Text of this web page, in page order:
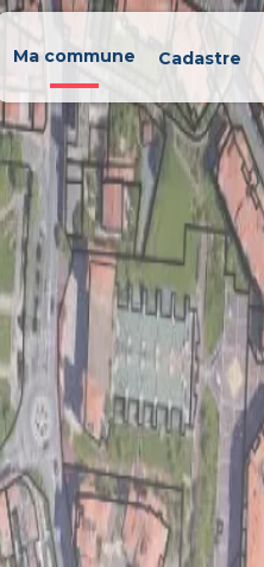
Ma commune Cadastre